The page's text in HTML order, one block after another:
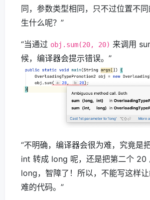
同，参数类型相同，只不过位置不
生什么呢？”
“当通过 obj.sum(20, 20) 来调用
候，编译器会提示错误。”
“不明确，编译器会很为难，究竟是
int 转成 long 呢，还是把第二个 20
long，智障了！所以，不能写这样
难的代码。”